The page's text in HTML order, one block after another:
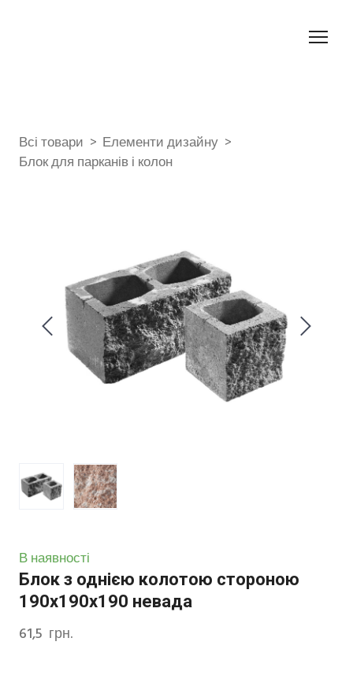
Всі товари
Елементи дизайну
Блок для парканів і колон
В наявності
Блок з однією колотою стороною
190х190х190 невада
61,5  грн.